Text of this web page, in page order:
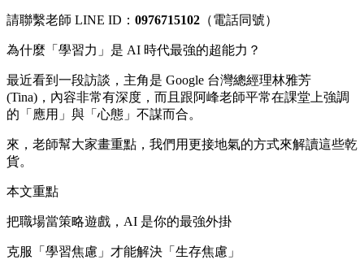
請聯繫老師 LINE ID： 0976715102 （電話同號）
為什麼「學習力」是 AI 時代最強的超能力？
最近看到一段訪談，主角是 Google 台灣總經理林雅芳
(Tina)，內容非常有深度，而且跟阿峰老師平常在課堂上強調
的「應用」與「心態」不謀而合。
來，老師幫大家畫重點，我們用更接地氣的方式來解讀這些乾
貨。
本文重點
把職場當策略遊戲，AI 是你的最強外掛
克服「學習焦慮」才能解決「生存焦慮」